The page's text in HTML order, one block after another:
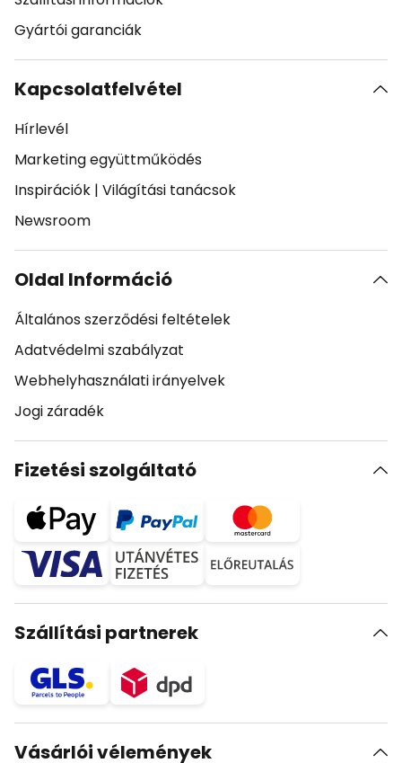
Gyártói garanciák
Kapcsolatfelvétel
Hírlevél
Marketing együttműködés
Inspirációk | Világítási tanácsok
Newsroom
Oldal Információ
Általános szerződési feltételek
Adatvédelmi szabályzat
Webhelyhasználati irányelvek
Jogi záradék
Fizetési szolgáltató
Szállítási partnerek
Vásárlói vélemények